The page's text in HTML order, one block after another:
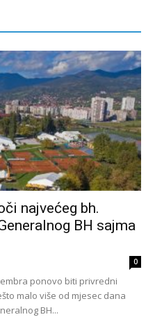
najvećeg bh.
BH sajma
0
ponovo biti privredni
malo više od mjesec dana
BH...